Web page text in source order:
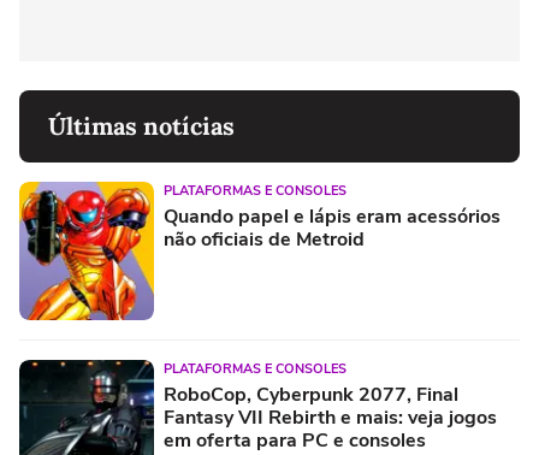
Últimas notícias
PLATAFORMAS E CONSOLES
Quando papel e lápis eram acessórios
não oficiais de Metroid
PLATAFORMAS E CONSOLES
RoboCop, Cyberpunk 2077, Final
Fantasy VII Rebirth e mais: veja jogos
em oferta para PC e consoles